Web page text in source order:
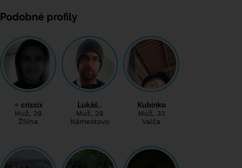
Podobné profily
crissix
Muž, 28
Žilina
Lukáš…
Muž, 28
Námestovo
Kubinko
Muž, 33
Valča